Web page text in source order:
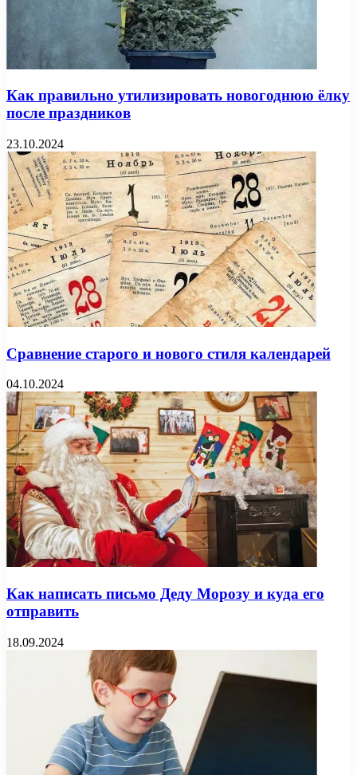
Как правильно утилизировать новогоднюю ёлку
после праздников
23.10.2024
Сравнение старого и нового стиля календарей
04.10.2024
Как написать письмо Деду Морозу и куда его
отправить
18.09.2024